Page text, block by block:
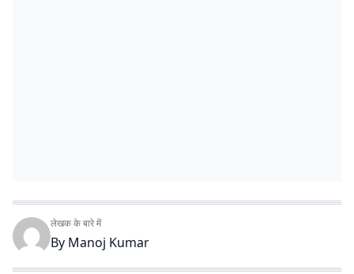
लेखक के बारे में
By Manoj Kumar